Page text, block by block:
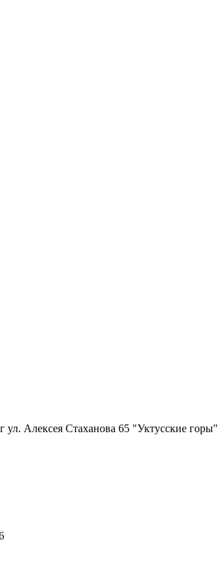
ул. Алексея Стаханова 65 "Уктусские горы"